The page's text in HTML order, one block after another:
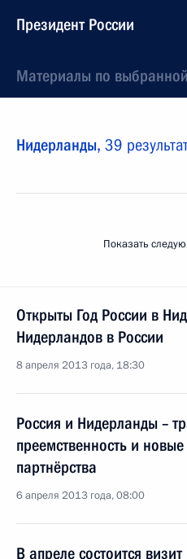
Президент России
Материалы по
Нидерланды, 39
Показать
Открыты Год России в
Нидерландов в России
8 апреля 2013 года, 18:30
Россия и Нидерланды –
преемственность и
партнёрства
6 апреля 2013 года, 08:00
В апреле состоится